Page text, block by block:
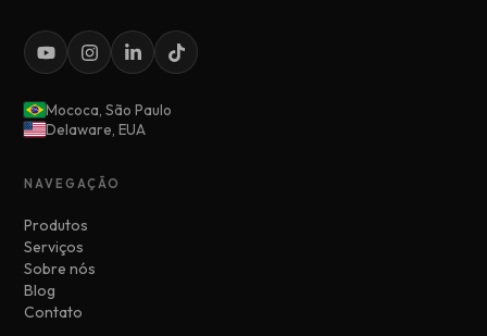
Mococa, São Paulo
Delaware, EUA
NAVEGAÇÃO
Produtos
Serviços
Sobre nós
Blog
Contato